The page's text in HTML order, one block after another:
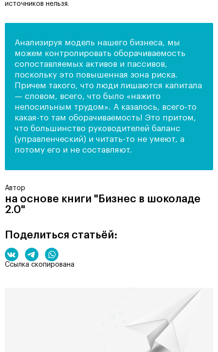
источников нельзя.
Анализируя модель нашего бизнеса, мы
можем контролировать оборачиваемость
сопоставляемых активов и пассивов,
поскольку это повышенная зона риска.
Причем такого, что люди лишаются капитала
— словом, всего, что было «нажито
непосильным трудом». А казалось, всего-то
какая-то там оборачиваемость! Это притом,
что большинство руководителей баланс
(управленческий) и читать-то не умеют, а
потому его и не составляют.
Автор
на основе книги "Бизнес в шоколаде
2.0"
Поделиться статьёй:
Ссылка скопирована